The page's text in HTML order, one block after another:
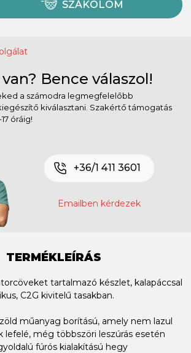
SZÁKOLOM
Bence válaszol!
a számodra legmegfelelőbb
kiválasztani. Szakértő támogatás
óráig!
+36/1 411 3601
Emailben kérdezek
TERMÉKLEÍRÁS
tartalmazó készlet, kalapáccsal
C2G kivitelű tasakban.
műanyag borítású, amely nem lazul
lefelé, még többszöri leszúrás esetén
fúrós kialakítású hegy